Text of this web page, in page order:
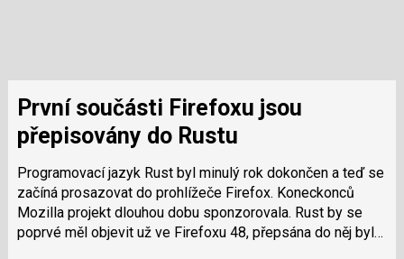
První součásti Firefoxu jsou
přepisovány do Rustu
Programovací jazyk Rust byl minulý rok dokončen a teď se
začíná prosazovat do prohlížeče Firefox. Koneckonců
Mozilla projekt dlouhou dobu sponzorovala. Rust by se
poprvé měl objevit už ve Firefoxu 48, přepsána do něj byla